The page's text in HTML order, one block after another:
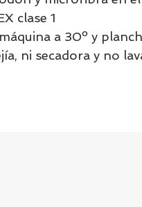
clase 1
a 30º y
ni secadora y no